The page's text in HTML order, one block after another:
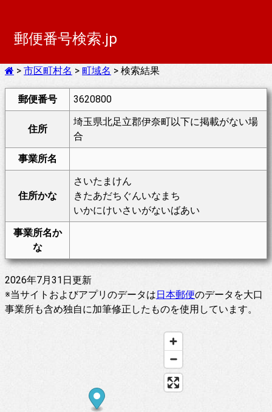
郵便番号検索.jp
> 市区町村名 > 町域名 > 検索結果
郵便番号 3620800
住所
埼玉県北足立郡伊奈町以下に掲載がない場
合
事業所名
住所かな
さいたまけん
きたあだちぐんいなまち
いかにけいさいがないばあい
事業所名か
な
2026年7月31日更新
※当サイトおよびアプリのデータは日本郵便のデータを大口
事業所も含め独自に加筆修正したものを使用しています。